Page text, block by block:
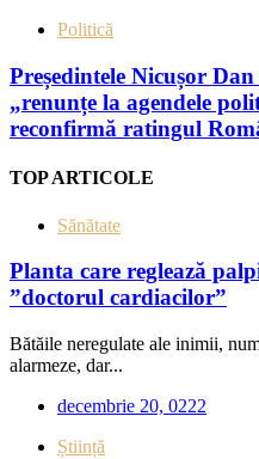
Politică
Președintele Nicușor
„renunțe la agendele
reconfirmă ratingul
TOP ARTICOLE
Sănătate
Planta care reglează
”doctorul cardiacilor”
Bătăile neregulate ale inimii,
alarmeze, dar...
decembrie 20, 0222
Știință